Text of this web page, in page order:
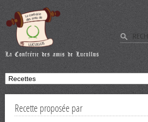
Recette proposée par